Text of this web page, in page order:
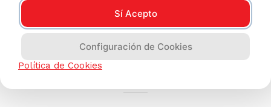
Sí Acepto
Configuración de Cookies
Política de Cookies